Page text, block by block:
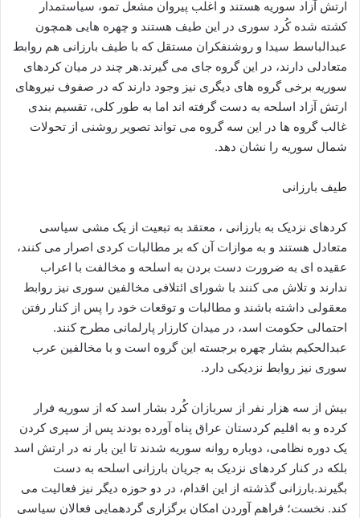
ارتش آزاد سوریه هستند و اغلب پیروان مشعل تمو، سیاستمدار
کشته شده کُرد سوری در این طیف هستند و چهره هایی همچون
عبدالباسط سیدا و روشنفکران مستقل که با طیف بارزانی هم روابط
متعادلی دارند، در این گروه جای می گیرند.هر چند در میان کردهای
سوریه برخی گروه های دیگری نیز وجود دارند که در صفوف نیروهای
ارتش آزاد اسلحه به دست گرفته اند اما به طور کلی، تقسیم بندی
غالب گروه ها در این سه گروه می تواند تصویر روشنی از تحولات
شمال سوریه را نشان دهد.
طیف بارزانی
کردهای نزدیک به بارزانی ، معتقد به تبعیت از یک مشی سیاسی
متعادل هستند و به موازات آن که بر مطالبات کردی اصرار می کنند،
عقیده ای به ضرورت دست بردن به اسلحه و مخالفت با اعراب
ندارند و تلاش می کنند با شورای ائتلافی مخالفین سوری نیز روابط
معقولی داشته باشند و مطالبات و توقعات خود را پس از کنار رفتن
احتمالی حکومت اسد، در میدان کارزار پارلمانی مطرح کنند.
عبدالحکیم بشار چهره برجسته این گروه است و با مخالفین عرب
سوری نیز روابط نزدیکی دارد.
بیش از سه هزار نفر از سربازان کُرد بشار اسد که از سوریه فرار
کرده و به اقلیم کردستان عراق پناه آورده بودند پس از سپری کردن
یک دوره نظامی، دوباره روانه سوریه شدند تا این بار نه در ارتش اسد
بلکه در کنار کردهای نزدیک به جریان بارزانی اسلحه به دست
بگیرند.بارزانی گذشته از این اقدام، در دو حوزه دیگر نیز فعالیت می
کند. نخست؛ فراهم آوردن امکان برگزاری گردهمایی فعالان سیاسی